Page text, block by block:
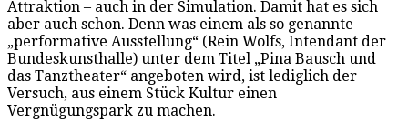
Attraktion – auch in der Simulation. Damit hat es sich
aber auch schon. Denn was einem als so genannte
„performative Ausstellung“ (Rein Wolfs, Intendant der
Bundeskunsthalle) unter dem Titel „Pina Bausch und
das Tanztheater“ angeboten wird, ist lediglich der
Versuch, aus einem Stück Kultur einen
Vergnügungspark zu machen.